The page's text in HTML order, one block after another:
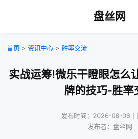
盘丝网
首页 > 资讯中心 > 胜率交流
实战运筹!微乐干瞪眼怎么
牌的技巧-胜率
发布时间：2026-08-06｜
发布者：盘丝网